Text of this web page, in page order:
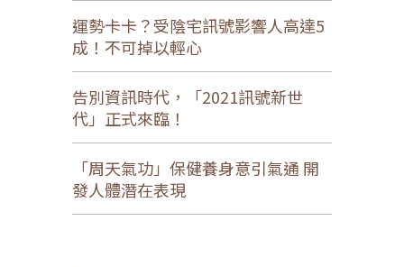
運勢卡卡？受陰宅訊號影響人高達5
成！不可掉以輕心
告別資訊時代，「2021訊號新世
代」正式來臨！
「周天氣功」保健養身意引氣通 開
發人體潛在表現